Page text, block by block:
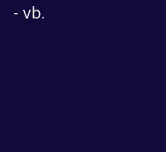
- vb.